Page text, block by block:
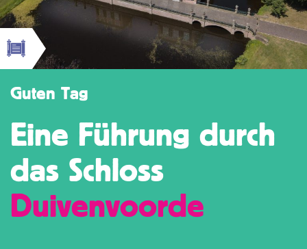
Guten Tag
Eine Führung durch
das Schloss
Duivenvoorde